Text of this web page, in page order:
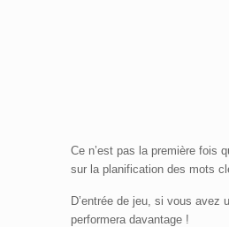
Ce n’est pas la première fois
sur la planification des mots
D’entrée de jeu, si vous
performera davantage !